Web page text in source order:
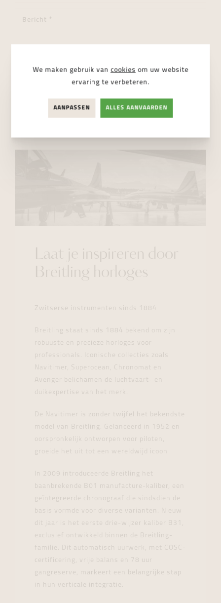
Ik ga akkoord met deprivacy regelgeving
VERSTUUR BERICHT
Laat je inspireren door
Breitling horloges
Zwitserse instrumenten sinds 1884
Breitling staat sinds 1884 bekend om zijn
robuuste en precieze horloges voor
professionals. Iconische collecties zoals
Navitimer, Superocean, Chronomat en
Avenger belichamen de luchtvaart- en
duikexpertise van het merk.
De Navitimer is zonder twijfel het bekendste
model van Breitling. Gelanceerd in 1952 en
oorspronkelijk ontworpen voor piloten,
groeide het uit tot een wereldwijd icoon
In 2009 introduceerde Breitling het
baanbrekende B01 manufacture-kaliber, een
geïntegreerde chronograaf die sindsdien de
basis vormde voor diverse varianten. Nieuw
dit jaar is het eerste drie-wijzer kaliber B31,
exclusief ontwikkeld binnen de Breitling-
familie. Dit automatisch uurwerk, met COSC-
certificering, vrije balans en 78 uur
gangreserve, markeert een belangrijke stap
in hun verticale integratie.
We maken gebruik van cookies om uw website
ervaring te verbeteren.
AANPASSEN ALLES AANVAARDEN